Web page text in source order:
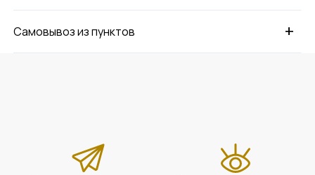
+
Самовывоз из пунктов